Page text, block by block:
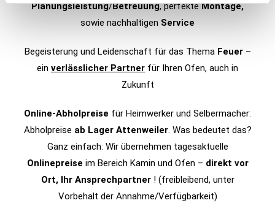
Planungsleistung/Betreuung, perfekteMontage,
sowie nachhaltigen Service
Begeisterung und Leidenschaft für das Thema Feuer–
ein verlässlicher Partner für Ihren Ofen, auch in
Zukunft
Online-Abholpreise für Heimwerker und Selbermacher:
Abholpreise ab Lager Attenweiler. Was bedeutet das?
Ganz einfach: Wir übernehmen tagesaktuelle
Onlinepreise im Bereich Kamin und Ofen – direkt vor
Ort, Ihr Ansprechpartner! (freibleibend, unter
Vorbehalt der Annahme/Verfügbarkeit)